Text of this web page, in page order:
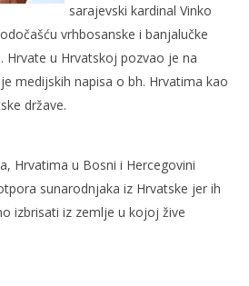
VIEWING
sarajevski kardinal Vinko
vrhbosanske i banjalučke
Hrvate u Hrvatskoj pozvao je na
medijskih napisa o bh. Hrvatima kao
države.
Hrvatima u Bosni i Hercegovini
sunarodnjaka iz Hrvatske jer ih
izbrisati iz zemlje u kojoj žive